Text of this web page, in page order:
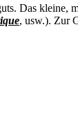
Das kleine,
, usw.). Zur